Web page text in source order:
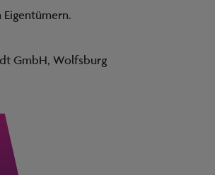
GmbH, Wolfsburg